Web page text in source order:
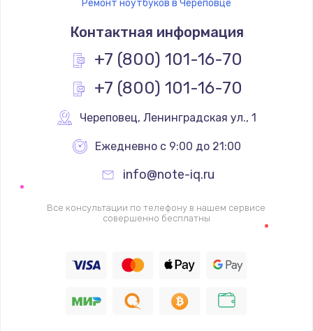
Ремонт ноутбуков в Череповце
Контактная информация
+7 (800) 101-16-70
+7 (800) 101-16-70
Череповец, Ленинградская ул., 1
Ежедневно с 9:00 до 21:00
info@note-iq.ru
Все консультации по телефону в нашем сервисе
совершенно бесплатны